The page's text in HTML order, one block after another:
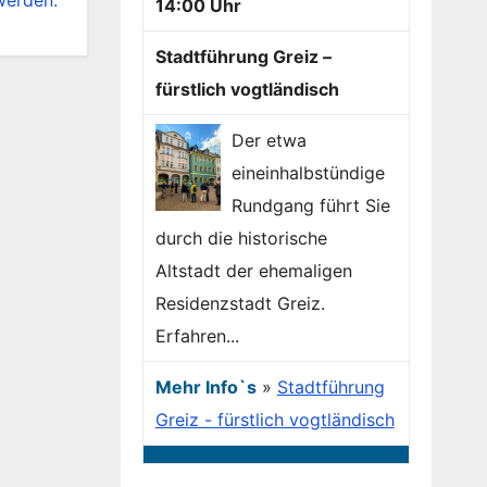
14:00 Uhr
Stadtführung Greiz –
fürstlich vogtländisch
Der etwa
eineinhalbstündige
Rundgang führt Sie
durch die historische
Altstadt der ehemaligen
Residenzstadt Greiz.
Erfahren...
Mehr Info`s» Stadtführung
Greiz - fürstlich vogtländisch